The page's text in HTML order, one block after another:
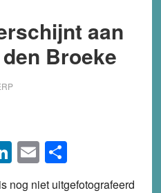
aan
Broeke
LinkedIn
EmailShare
nog niet uitgefotografeerd